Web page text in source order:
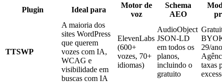
Plugin Ideal para
Motor de
voz
Schema
AEO
TTSWP
A maioria dos
sites WordPress
que querem
vozes com IA,
WCAG e
visibilidade em
buscas com IA
ElevenLabs
(600+
vozes, 70+
idiomas)
AudioObject
JSON-LD
em todos os
planos,
incluindo o
gratuito
29/
taxas